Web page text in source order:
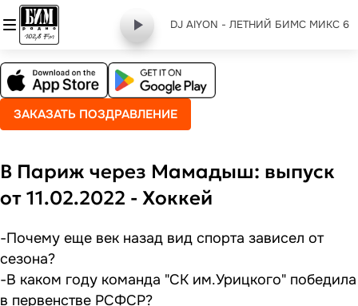
DJ AIYON - ЛЕТНИЙ БИМС МИКС 6
ЗАКАЗАТЬ ПОЗДРАВЛЕНИЕ
В Париж через Мамадыш: выпуск
от 11.02.2022 - Хоккей
-Почему еще век назад вид спорта зависел от
сезона?
-В каком году команда "СК им.Урицкого" победила
в первенстве РСФСР?